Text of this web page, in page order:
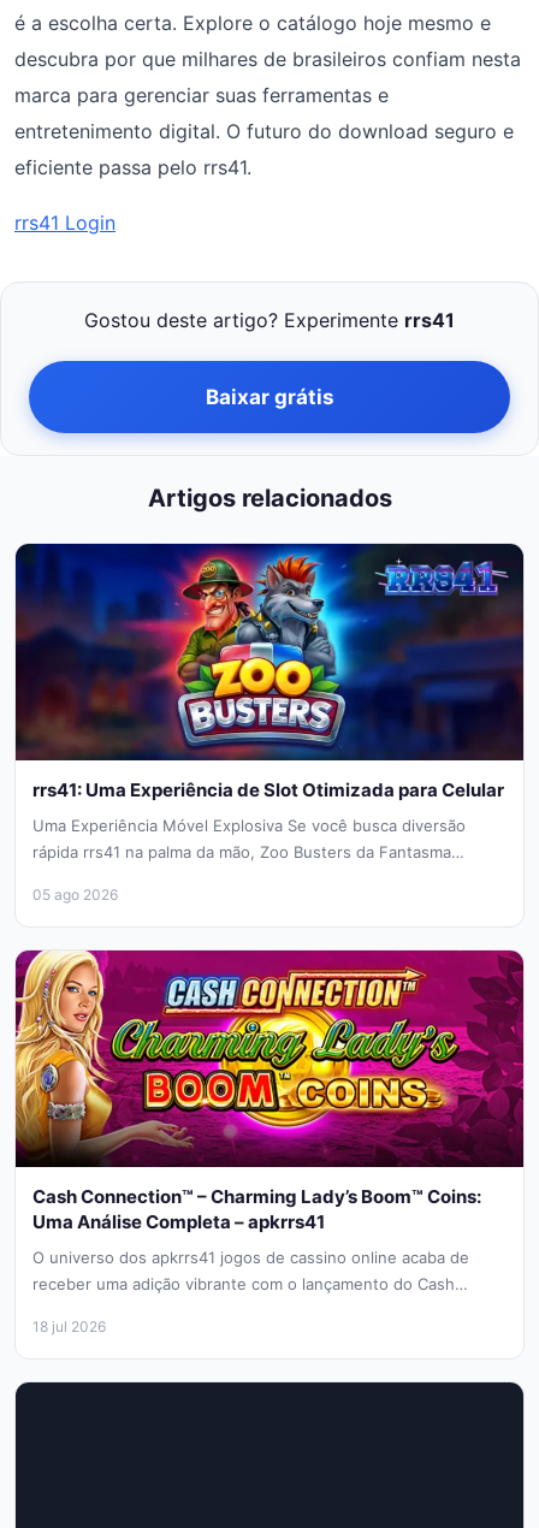
é a escolha certa. Explore o catálogo hoje mesmo e
descubra por que milhares de brasileiros confiam nesta
marca para gerenciar suas ferramentas e
entretenimento digital. O futuro do download seguro e
eficiente passa pelo rrs41.
rrs41 Login
Gostou deste artigo? Experimente rrs41
Baixar grátis
Artigos relacionados
rrs41: Uma Experiência de Slot Otimizada para Celular
Uma Experiência Móvel Explosiva Se você busca diversão
rápida rrs41 na palma da mão, Zoo Busters da Fantasma
05 ago 2026
Cash Connection™ – Charming Lady’s Boom™ Coins:
Uma Análise Completa – apkrrs41
O universo dos apkrrs41 jogos de cassino online acaba de
receber uma adição vibrante com o lançamento do Cash
18 jul 2026